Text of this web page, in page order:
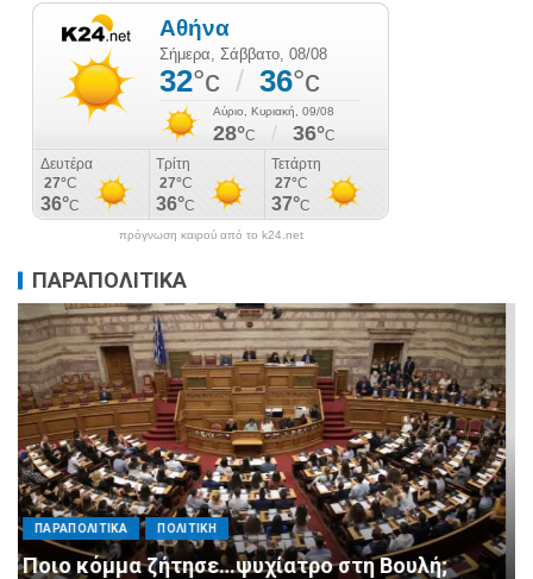
πρόγνωση καιρού από το k24.net
ΠΑΡΑΠΟΛΙΤΙΚΑ
ΠΑΡΑΠΟΛΙΤΙΚΑ ΠΟΛΙΤΙΚΗ
Μητσοτάκης σε υπουργούς: Ξεχάστε τον
ανασχηματισμό, πιάστε δουλειά με 4
αυστηρές εντολές